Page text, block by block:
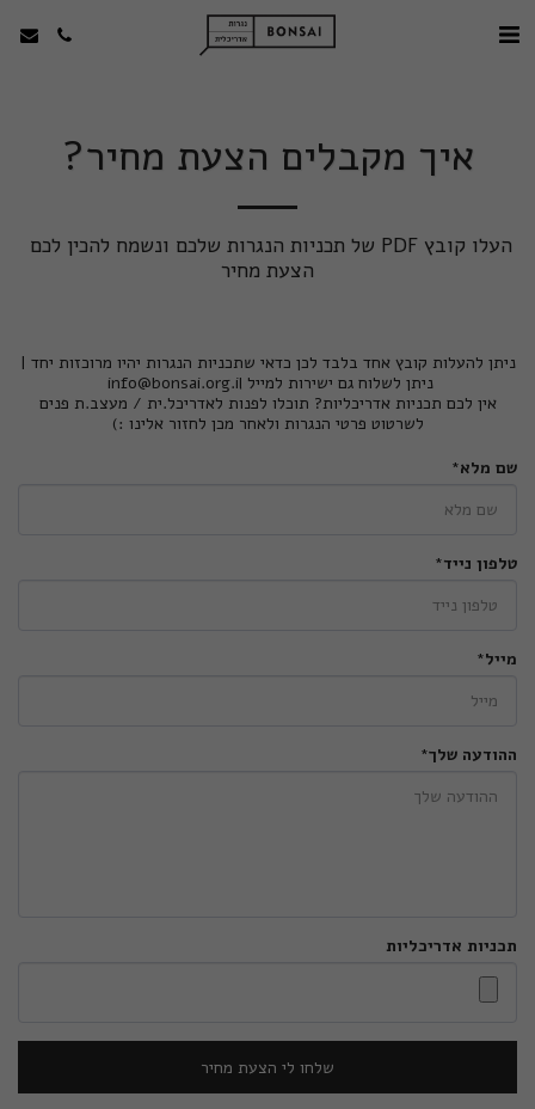
איך מקבלים הצעת מחיר?
הצעת מחיר
ניתן להעלות קובץ אחד בלבד לכן כדאי שתכניות הנגרות יהיו מרוכזות יחד |
ניתן לשלוח גם ישירות למייל info@bonsai.org.il
אין לכם תכניות אדריכליות? תוכלו לפנות לאדריכל.ית / מעצב.ת פנים
לשרטוט פרטי הנגרות ולאחר מכן לחזור אלינו :)
שם מלא*
טלפון נייד*
מייל*
ההודעה שלך*
תכניות אדריכליות
שלחו לי הצעת מחיר